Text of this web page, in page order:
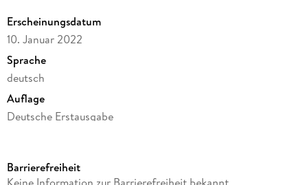
Erscheinungsdatum
10. Januar 2022
Sprache
deutsch
Auflage
Deutsche Erstausgabe
Reihe
Barrierefreiheit
Keine Information zur Barrierefreiheit bekannt